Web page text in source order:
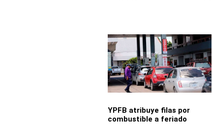
YPFB atribuye filas por
combustible a feriado